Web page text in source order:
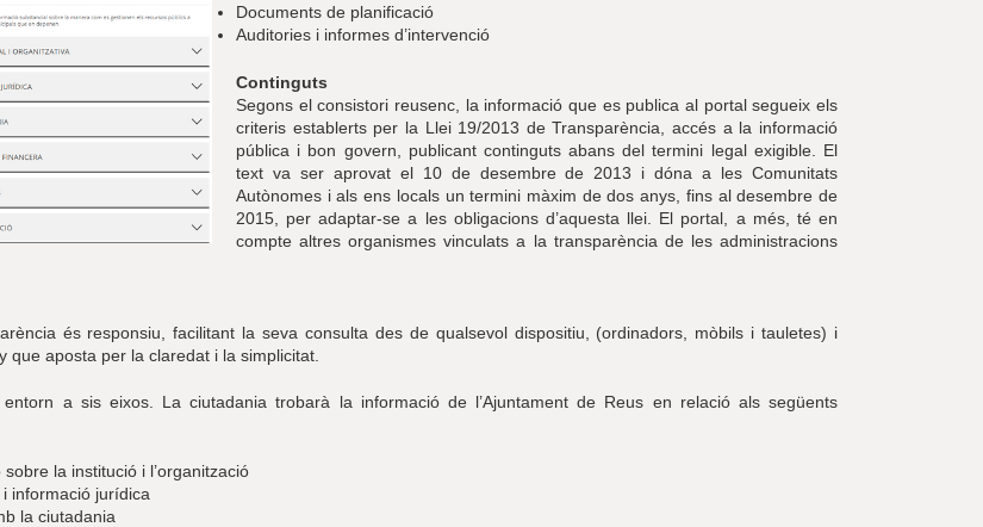
Documents de planificació
Auditories i informes d’intervenció
Continguts
Segons el consistori reusenc, la informació que es publica al portal segueix els
criteris establerts per la Llei 19/2013 de Transparència, accés a la informació
pública i bon govern, publicant continguts abans del termini legal exigible. El
text va ser aprovat el 10 de desembre de 2013 i dóna a les Comunitats
Autònomes i als ens locals un termini màxim de dos anys, fins al desembre de
2015, per adaptar-se a les obligacions d’aquesta llei. El portal, a més, té en
compte altres organismes vinculats a la transparència de les administracions
és responsiu, facilitant la seva consulta des de qualsevol dispositiu, (ordinadors, mòbils i tauletes) i
que aposta per la claredat i la simplicitat.
entorn a sis eixos. La ciutadania trobarà la informació de l’Ajuntament de Reus en relació als següents
la institució i l’organització
informació jurídica
la ciutadania